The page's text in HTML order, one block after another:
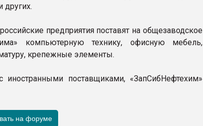
других.
предприятия поставят на общезаводское
компьютерную технику, офисную мебель,
крепежные элементы.
поставщиками, «ЗапСибНефтехим»